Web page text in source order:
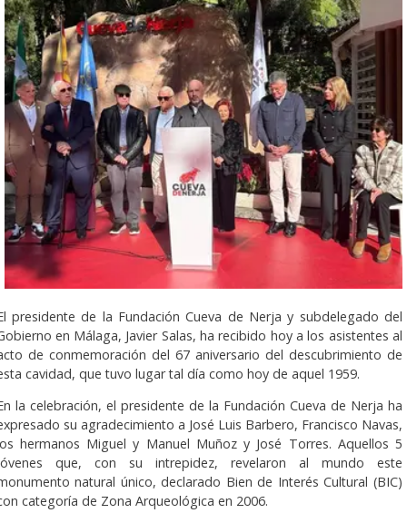
presidente de la Fundación Cueva de Nerja y subdelegado del
en Málaga, Javier Salas, ha recibido hoy a los asistentes al
de conmemoración del 67 aniversario del descubrimiento de
cavidad, que tuvo lugar tal día como hoy de aquel 1959.
la celebración, el presidente de la Fundación Cueva de Nerja ha
su agradecimiento a José Luis Barbero, Francisco Navas,
hermanos Miguel y Manuel Muñoz y José Torres. Aquellos 5
que, con su intrepidez, revelaron al mundo este
natural único, declarado Bien de Interés Cultural (BIC)
categoría de Zona Arqueológica en 2006.